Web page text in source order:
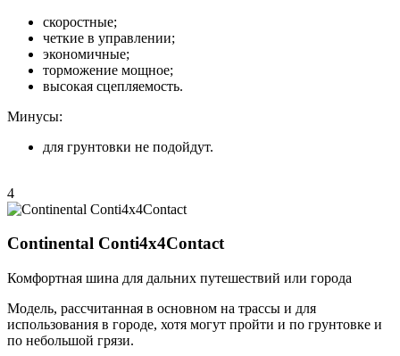
скоростные;
четкие в управлении;
экономичные;
торможение мощное;
высокая сцепляемость.
Минусы:
для грунтовки не подойдут.
4
Continental Conti4x4Contact
Комфортная шина для дальних путешествий или города
Модель, рассчитанная в основном на трассы и для
использования в городе, хотя могут пройти и по грунтовке и
по небольшой грязи.